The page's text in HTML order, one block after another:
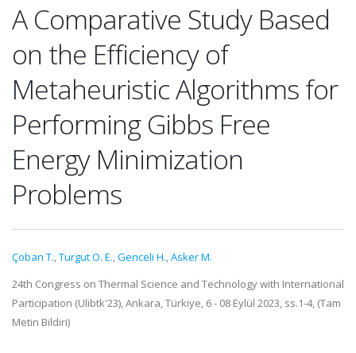
A Comparative Study Based
on the Efficiency of
Metaheuristic Algorithms for
Performing Gibbs Free
Energy Minimization
Problems
Çoban T.,Turgut O. E.,Genceli H.,Asker M.
24th Congress on Thermal Science and Technology with International
Participation (Ulibtk'23), Ankara, Türkiye, 6 - 08 Eylül 2023, ss.1-4, (Tam
Metin Bildiri)